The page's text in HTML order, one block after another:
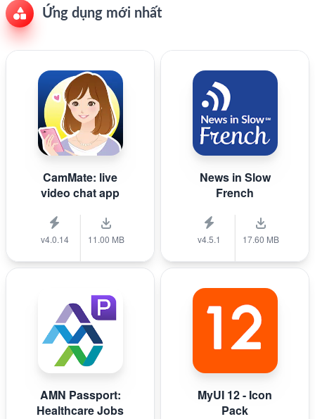
Ứng dụng mới nhất
CamMate: live
video chat app
v4.0.14 11.00 MB
News in Slow
French
v4.5.1 17.60 MB
AMN Passport:
Healthcare Jobs
MyUI 12 - Icon
Pack